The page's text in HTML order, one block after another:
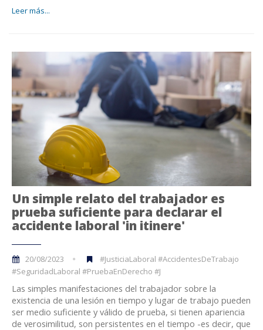
Leer más...
Un simple relato del trabajador es
prueba suficiente para declarar el
accidente laboral 'in itinere'
20/08/2023
#JusticiaLaboral #AccidentesDeTrabajo
#SeguridadLaboral #PruebaEnDerecho #J
Las simples manifestaciones del trabajador sobre la
existencia de una lesión en tiempo y lugar de trabajo pueden
ser medio suficiente y válido de prueba, si tienen apariencia
de verosimilitud, son persistentes en el tiempo -es decir, que